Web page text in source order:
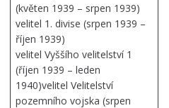
(květen 1939 – srpen 1939)
velitel 1. divise (srpen 1939 –
říjen 1939)
velitel Vyššího velitelství 1
(říjen 1939 – leden
1940)velitel Velitelství
pozemního vojska (srpen